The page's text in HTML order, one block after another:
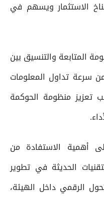
الاستثمار ويسهم في
المتابعة والتنسيق بين
سرعة تداول المعلومات
تعزيز منظومة الحوكمة
أهمية الاستفادة من
الحديثة في تطوير
الرقمي داخل الهيئة،